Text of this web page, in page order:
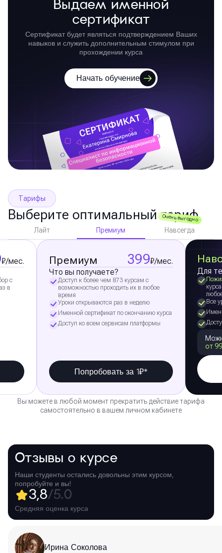
Выдаем именной
сертификат
Сертификат будет являться подтверждением Ваших
навыков и служить дополнительным стимулом при
прохождении курса
Начать обучение
Тарифы
Выберите оптимальный тариф
Очень выгодно
Лайт Премиум Навсегда
₽/мес.
с
в
Премиум 399₽/мес.
Что вы получаете?
Доступ к более чем 873 курсам с
возможностью проходить их в любое
время
Уроки открываются раз в неделю
Именной сертификат по окончанию курса
Доступ ко всем сервисам платформы
Попробовать за 1₽*
Для
Все
от
Вы можете в любой момент прекратить действие тарифа
самостоятельно в вашем личном кабинете
Отзывы о курсе
Наши студенты остались довольны этим курсом,
попробуйте и вы!
3,8/5.0
Средняя оценка курса
Ирина Соколова